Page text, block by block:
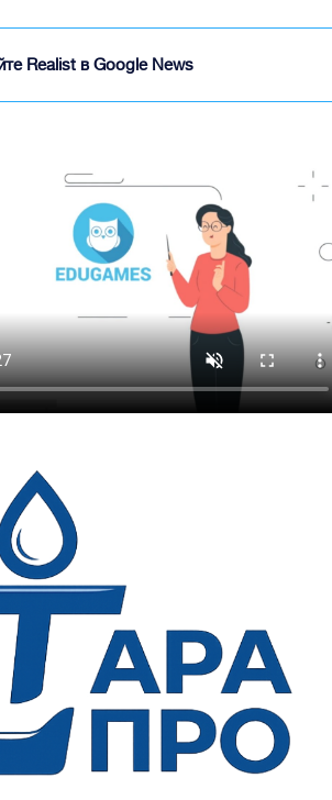
Realist в Google News